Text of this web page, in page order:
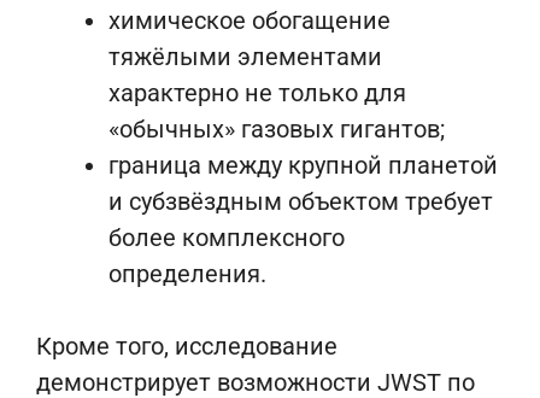
химическое обогащение
тяжёлыми элементами
характерно не только для
«обычных» газовых гигантов;
граница между крупной планетой
и субзвёздным объектом требует
более комплексного
определения.
Кроме того, исследование
демонстрирует возможности JWST по